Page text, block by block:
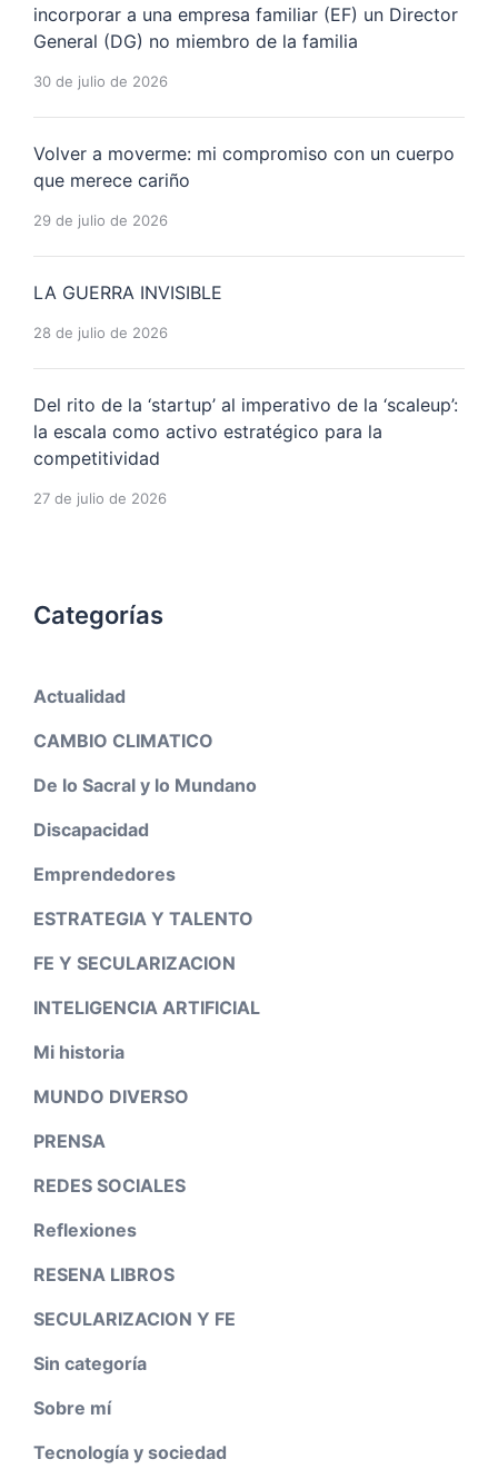
incorporar a una empresa familiar (EF) un Director
General (DG) no miembro de la familia
30 de julio de 2026
Volver a moverme: mi compromiso con un cuerpo
que merece cariño
29 de julio de 2026
LA GUERRA INVISIBLE
28 de julio de 2026
Del rito de la ‘startup’ al imperativo de la ‘scaleup’:
la escala como activo estratégico para la
competitividad
27 de julio de 2026
Categorías
Actualidad
CAMBIO CLIMATICO
De lo Sacral y lo Mundano
Discapacidad
Emprendedores
ESTRATEGIA Y TALENTO
FE Y SECULARIZACION
INTELIGENCIA ARTIFICIAL
Mi historia
MUNDO DIVERSO
PRENSA
REDES SOCIALES
Reflexiones
RESENA LIBROS
SECULARIZACION Y FE
Sin categoría
Sobre mí
Tecnología y sociedad